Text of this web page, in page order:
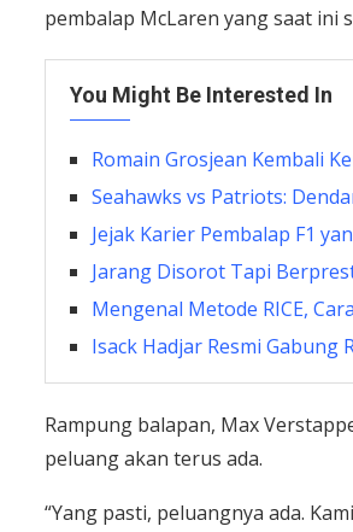
pembalap McLaren yang saat ini
You Might Be Interested In
Romain Grosjean Kembali
Seahawks vs Patriots:
Jejak Karier Pembalap F1
Jarang Disorot Tapi
Mengenal Metode RICE,
Isack Hadjar Resmi Gabung
Rampung balapan, Max
peluang akan terus ada.
“Yang pasti, peluangnya ada.